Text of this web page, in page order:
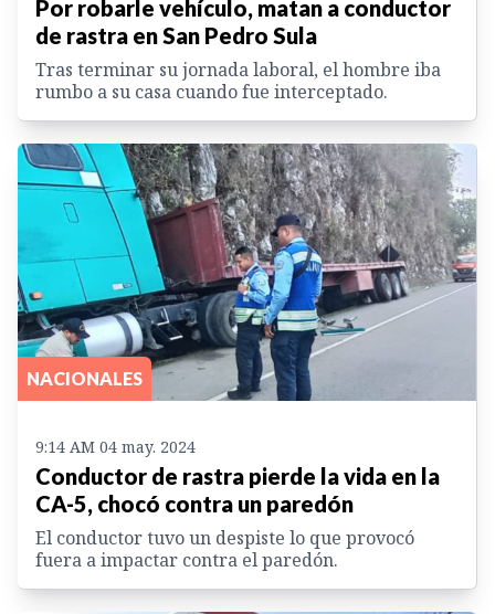
Por robarle vehículo, matan a conductor
de rastra en San Pedro Sula
Tras terminar su jornada laboral, el hombre iba
rumbo a su casa cuando fue interceptado.
NACIONALES
9:14 AM 04 may. 2024
Conductor de rastra pierde la vida en la
CA-5, chocó contra un paredón
El conductor tuvo un despiste lo que provocó
fuera a impactar contra el paredón.